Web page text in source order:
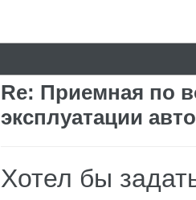
Re: Приемная по
эксплуатации
Хотел бы